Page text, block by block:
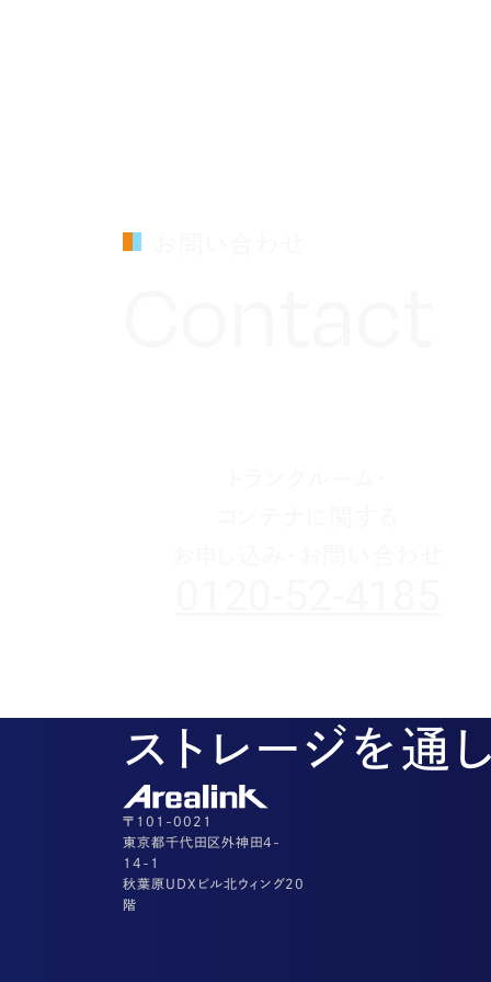
ストレージを通
〒101-0021
東京都千代田区外神田4-
14-1
秋葉原UDXビル北ウィング20
階